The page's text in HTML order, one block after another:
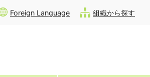
Foreign Language 組織から探す